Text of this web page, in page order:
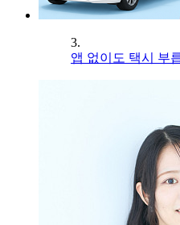
3.
앱 없이도 택시 부